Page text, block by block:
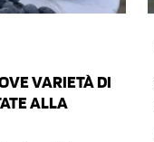
VARIETÀ DI
ALLA